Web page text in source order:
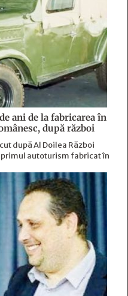
ani de la fabricarea în
după război
după Al Doilea Război
autoturism fabricat în